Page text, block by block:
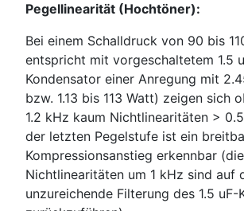
Pegellinearität (Hochtöner):
Bei einem Schalldruck von 90 bis
entspricht mit vorgeschaltetem 1.5
Kondensator einer Anregung mit
bzw. 1.13 bis 113 Watt) zeigen sich
1.2 kHz kaum Nichtlinearitäten >
der letzten Pegelstufe ist ein
Kompressionsanstieg erkennbar (die
Nichtlinearitäten um 1 kHz sind auf
unzureichende Filterung des 1.5 uF-